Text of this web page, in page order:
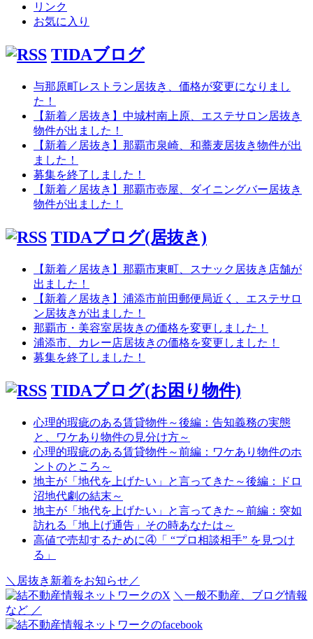
リンク
お気に入り
TIDAブログ
与那原町レストラン居抜き、価格が変更になりまし
た！
【新着／居抜き】中城村南上原、エステサロン居抜き
物件が出ました！
【新着／居抜き】那覇市泉崎、和蕎麦居抜き物件が出
ました！
募集を終了しました！
【新着／居抜き】那覇市壺屋、ダイニングバー居抜き
物件が出ました！
TIDAブログ(居抜き)
【新着／居抜き】那覇市東町、スナック居抜き店舗が
出ました！
【新着／居抜き】浦添市前田郵便局近く、エステサロ
ン居抜きが出ました！
那覇市・美容室居抜きの価格を変更しました！
浦添市、カレー店居抜きの価格を変更しました！
募集を終了しました！
TIDAブログ(お困り物件)
心理的瑕疵のある賃貸物件～後編：告知義務の実態
と、ワケあり物件の見分け方～
心理的瑕疵のある賃貸物件～前編：ワケあり物件のホ
ントのところ～
地主が「地代を上げたい」と言ってきた～後編：ドロ
沼地代劇の結末～
地主が「地代を上げたい」と言ってきた～前編：突如
訪れる「地上げ通告」その時あなたは～
高値で売却するために④「 “プロ相談相手” を見つけ
る」
＼居抜き新着をお知らせ／
＼一般不動産、ブログ情報
など ／